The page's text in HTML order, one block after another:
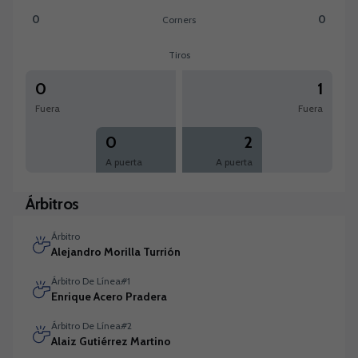
Corners:Gernika 0 versus Unionistas de Salamanca CF 0
0 Corners 0
Tiros
0
Fuera
0
A puerta
1
Fuera
2
A puerta
Árbitros
Árbitro
Alejandro Morilla Turrión
Árbitro De Línea#1
Enrique Acero Pradera
Árbitro De Línea#2
Alaiz Gutiérrez Martino